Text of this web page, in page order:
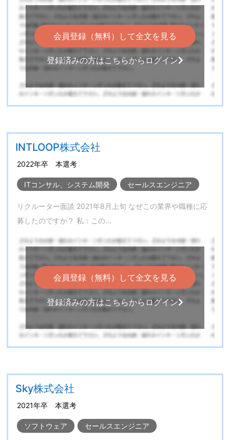
会員登録（無料）して全文を見る
登録済みの方はこちらからログイン
INTLOOP株式会社
2022年卒 本選考
ITコンサル、システム開発 セールスエンジニア
リクルーター面談 2021年8月上旬 なぜこの業界や職種に応
募したのですか？ 私：この…
会員登録（無料）して全文を見る
登録済みの方はこちらからログイン
Sky株式会社
2021年卒 本選考
ソフトウェア セールスエンジニア